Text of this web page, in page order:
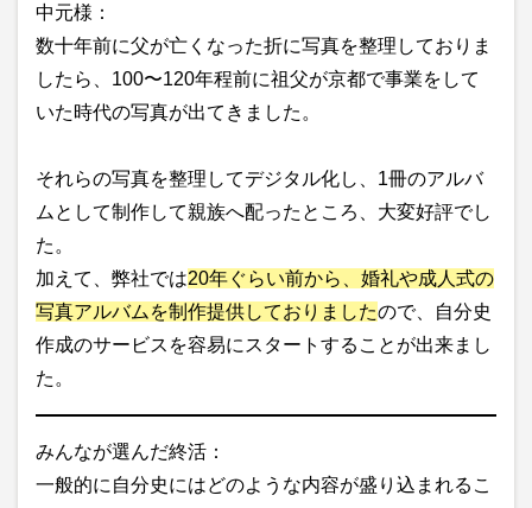
中元様：
数十年前に父が亡くなった折に写真を整理しておりま
したら、100〜120年程前に祖父が京都で事業をして
いた時代の写真が出てきました。
それらの写真を整理してデジタル化し、1冊のアルバ
ムとして制作して親族へ配ったところ、大変好評でし
た。
加えて、弊社では20年ぐらい前から、婚礼や成人式の
写真アルバムを制作提供しておりましたので、自分史
作成のサービスを容易にスタートすることが出来まし
た。
みんなが選んだ終活：
一般的に自分史にはどのような内容が盛り込まれるこ